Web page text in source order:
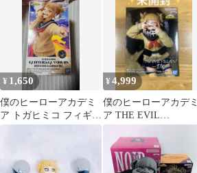
GLITTER&GLAMOUR
¥ 1,650
僕のヒーローアカデミ
ア トガヒミコ フィギュ
¥4,999
僕のヒーローアカデミ
ア THE EVIL
VILLAINS DX トガヒ
ミコ